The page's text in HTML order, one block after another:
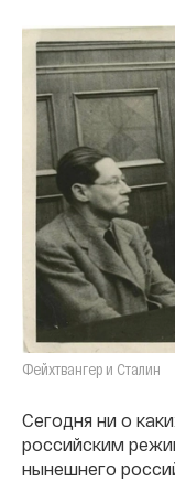
Фейхтвангер и Сталин
Сегодня ни о
российским
нынешнего